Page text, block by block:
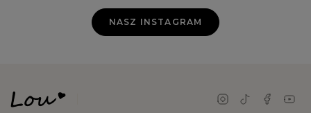
NASZ INSTAGRAM